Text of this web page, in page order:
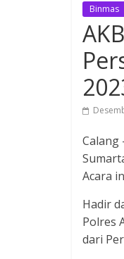
Binmas
Calang
Acara
Hadir
Polres
dari